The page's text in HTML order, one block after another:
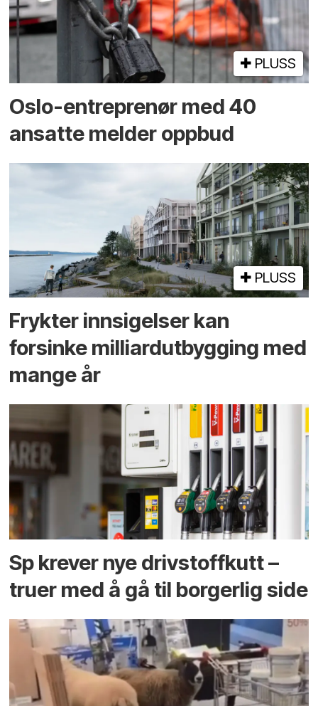
PLUSS
Oslo-entreprenør med 40
ansatte melder oppbud
PLUSS
Frykter innsigelser kan
forsinke milliard­utbygging med
mange år
Sp krever nye drivstoffkutt –
truer med å gå til borgerlig side